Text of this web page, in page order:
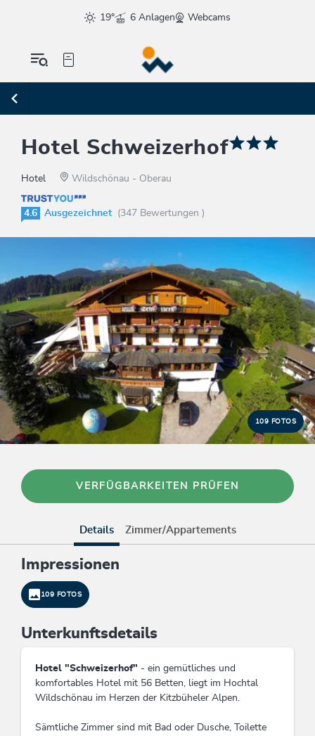
19° 6 Anlagen Webcams
Hotel Schweizerhof
Hotel Wildschönau - Oberau
4.6 Ausgezeichnet (347 Bewertungen )
109 FOTOS
VERFÜGBARKEITEN PRÜFEN
Details Zimmer/Appartements
Impressionen
109 FOTOS
Unterkunftsdetails
Hotel "Schweizerhof" - ein gemütliches und
komfortables Hotel mit 56 Betten, liegt im Hochtal
Wildschönau im Herzen der Kitzbüheler Alpen.
Sämtliche Zimmer sind mit Bad oder Dusche, Toilette